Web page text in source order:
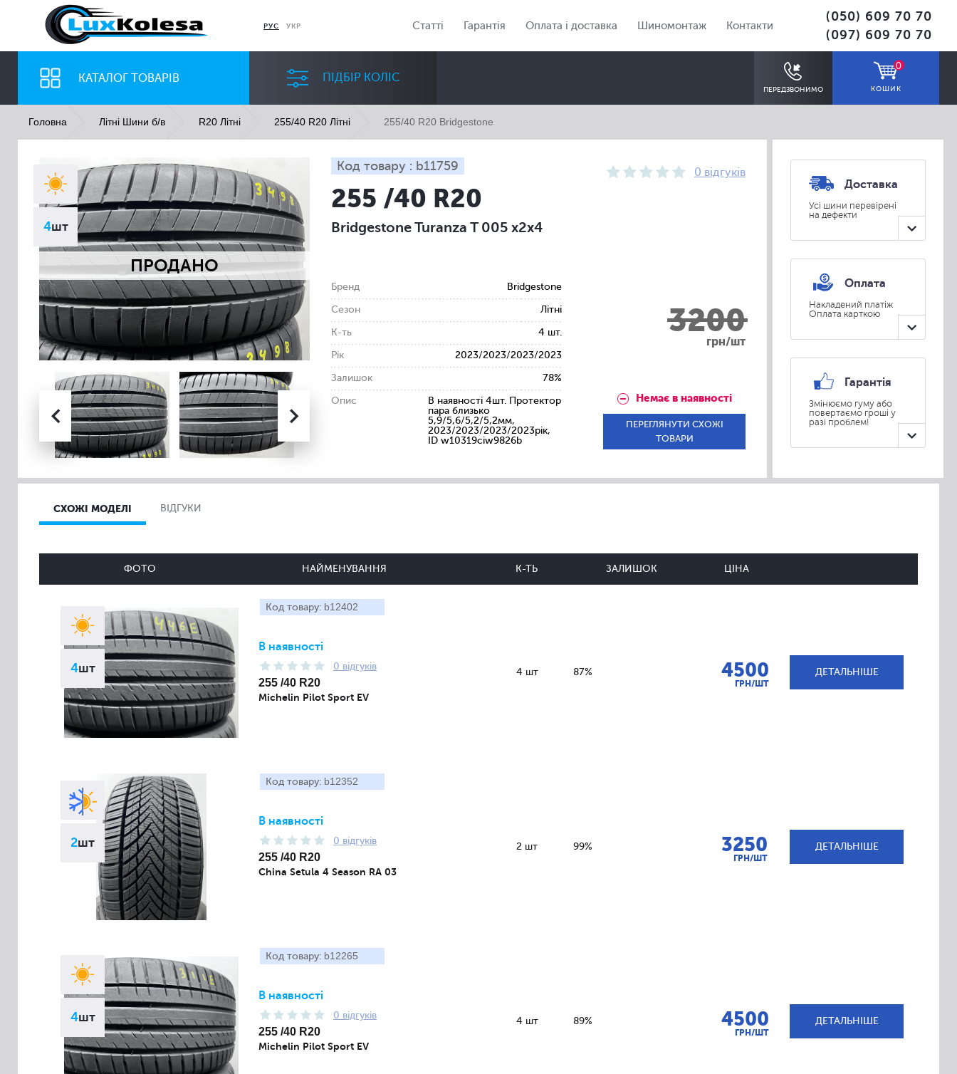
РУС УКР Статті Гарантія Оплата і доставка Шиномонтаж Контакти
(050) 609 70 70
(097) 609 70 70
КАТАЛОГ ТОВАРІВ ПІДБІР КОЛІС
ПЕРЕДЗВОНИМО
0
КОШИК
ШИНИ ДИСКИ
Ширина
Всі
Профіль
Всі Всі Всі
Головна Літні Шини б/в R20 Літні 255/40 R20 Літні 255/40 R20 Bridgestone
ПРОДАНО
4шт
Код товару : b11759 0 відгуків
255 /40 R20
Bridgestone Turanza T 005 x2x4
Бренд Bridgestone
Сезон Літні
К-ть 4 шт.
Рік 2023/2023/2023/2023
Залишок 78%
Опис
В наявності 4шт. Протектор
пара близько
5,9/5,6/5,2/5,2мм,
2023/2023/2023/2023рік,
ID w10319ciw9826b
3200
грн/шт
Немає в наявності
ПЕРЕГЛЯНУТИ СХОЖІ
ТОВАРИ
Доставка
Усі шини перевірені
на дефекти
Оплата
Накладений платіж
Оплата карткою
Гарантія
Змінюємо гуму або
повертаємо гроші у
разі проблем!
СХОЖІ МОДЕЛІ ВІДГУКИ
ФОТО НАЙМЕНУВАННЯ К-ТЬ ЗАЛИШОК ЦІНА
4шт
Код товару: b12402
В наявності
0 відгуків
255 /40 R20
Michelin Pilot Sport EV
4 шт 87% 4500
ГРН/ШТ
ДЕТАЛЬНІШЕ
2шт
Код товару: b12352
В наявності
0 відгуків
255 /40 R20
China Setula 4 Season RA 03
2 шт 99% 3250
ГРН/ШТ
ДЕТАЛЬНІШЕ
4шт
Код товару: b12265
В наявності
0 відгуків
255 /40 R20
Michelin Pilot Sport EV
4 шт 89% 4500
ГРН/ШТ
ДЕТАЛЬНІШЕ